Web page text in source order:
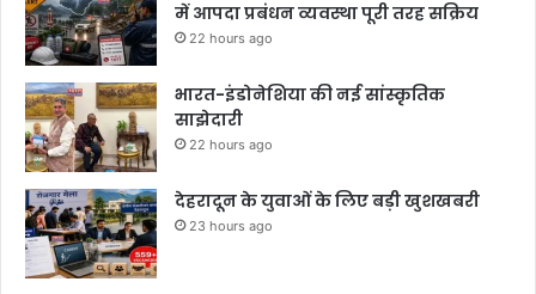
में आपदा प्रबंधन व्यवस्था पूरी तरह सक्रिय
22 hours ago
भारत-इंडोनेशिया की नई सांस्कृतिक
साझेदारी
22 hours ago
देहरादून के युवाओं के लिए बड़ी खुशखबरी
23 hours ago